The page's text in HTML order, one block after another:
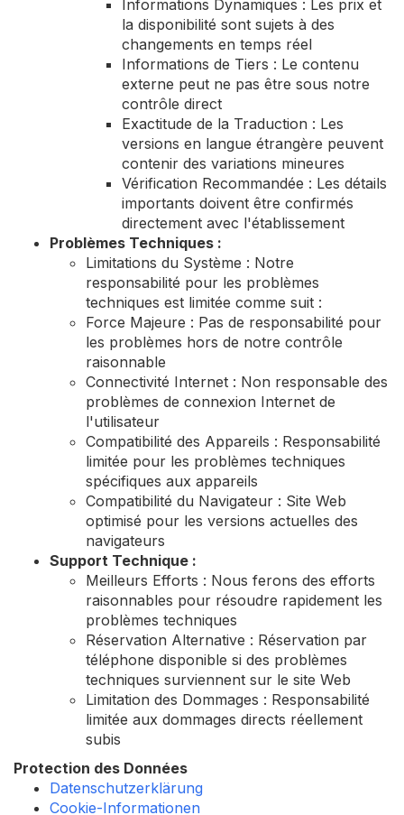
Informations Dynamiques : Les prix et
la disponibilité sont sujets à des
changements en temps réel
Informations de Tiers : Le contenu
externe peut ne pas être sous notre
contrôle direct
Exactitude de la Traduction : Les
versions en langue étrangère peuvent
contenir des variations mineures
Vérification Recommandée : Les détails
importants doivent être confirmés
directement avec l'établissement
Problèmes Techniques :
Limitations du Système : Notre
responsabilité pour les problèmes
techniques est limitée comme suit :
Force Majeure : Pas de responsabilité pour
les problèmes hors de notre contrôle
raisonnable
Connectivité Internet : Non responsable des
problèmes de connexion Internet de
l'utilisateur
Compatibilité des Appareils : Responsabilité
limitée pour les problèmes techniques
spécifiques aux appareils
Compatibilité du Navigateur : Site Web
optimisé pour les versions actuelles des
navigateurs
Support Technique :
Meilleurs Efforts : Nous ferons des efforts
raisonnables pour résoudre rapidement les
problèmes techniques
Réservation Alternative : Réservation par
téléphone disponible si des problèmes
techniques surviennent sur le site Web
Limitation des Dommages : Responsabilité
limitée aux dommages directs réellement
subis
Protection des Données
Datenschutzerklärung
Cookie-Informationen